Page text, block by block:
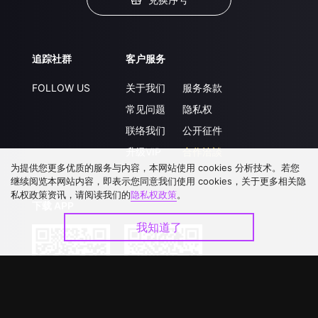
追踪社群
FOLLOW US
客户服务
关于我们
常见问题
联络我们
升级VIP
服务条款
隐私权
公开征件
合作洽談
为提供您更多优质的服务与内容，本网站使用 cookies 分析技术。若您
继续阅览本网站内容，即表示您同意我们使用 cookies，关于更多相关隐
私权政策资讯，请阅读我们的隐私权政策。
我知道了